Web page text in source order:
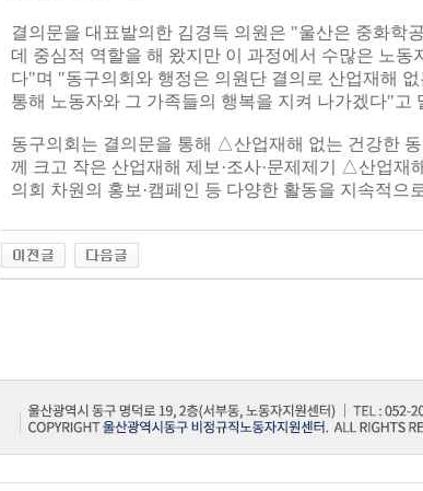
결의문을 대표발의한 김경득 의원은 "울산은 중화학
데 중심적 역할을 해 왔지만 이 과정에서 수많은 노동
다"며 "동구의회와 행정은 의원단 결의로 산업재해
통해 노동자와 그 가족들의 행복을 지켜 나가겠다"고
동구의회는 결의문을 통해 △산업재해 없는 건강한
께 크고 작은 산업재해 제보·조사·문제제기 △산업재
의회 차원의 홍보·캠페인 등 다양한 활동을 지속적으